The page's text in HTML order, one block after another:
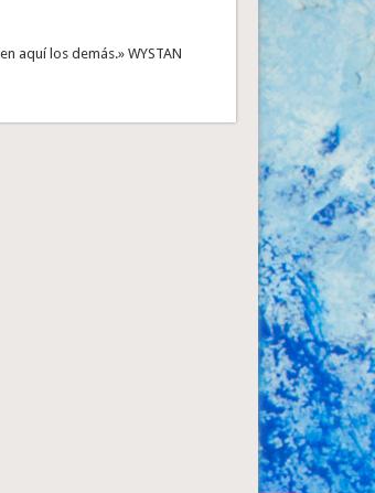
aquí los demás.» WYSTAN